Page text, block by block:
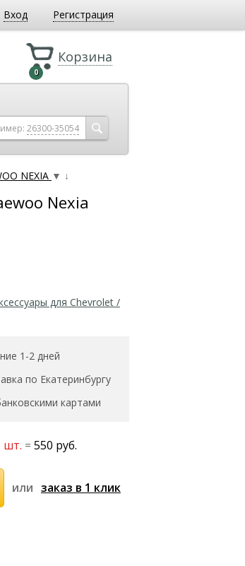
Вход Регистрация
Корзина
0
26300-35054
NEXIA ▼ ↓
Nexia
для Chevrolet /
1-2 дней
по Екатеринбургу
картами
шт. = 550 руб.
или